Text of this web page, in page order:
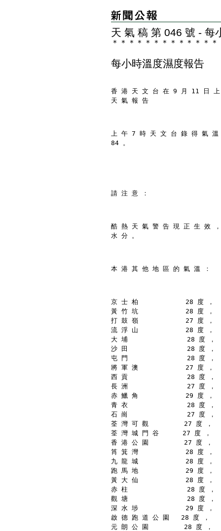
天 氣 稿 第 046 號 - 每
＊ ＊ ＊ ＊ ＊ ＊ ＊ ＊ ＊ ＊ ＊ ＊ ＊
每小時溫度濕度報告
香 港 天 文 台 在 9 月 11 日
天 氣 報 告
上 午 7 時 天 文 台 錄 得 氣
84 。
請 注 意 ：
酷 熱 天 氣 警 告 現 正 生 效
水 分 。
本 港 其 他 地 區 的 氣 溫 ：
京 士 柏            28 度 ，
黃 竹 坑            28 度 ，
打 鼓 嶺            27 度 ，
流 浮 山            28 度 ，
大 埔               28 度 ，
沙 田               28 度 ，
屯 門               28 度 ，
將 軍 澳            27 度 ，
西 貢               28 度 ，
長 洲               27 度 ，
赤 鱲 角            29 度 ，
青 衣               28 度 ，
石 崗               27 度 ，
荃 灣 可 觀         27 度 ，
荃 灣 城 門 谷      27 度 ，
香 港 公 園         27 度 ，
筲 箕 灣            28 度 ，
九 龍 城            28 度 ，
跑 馬 地            29 度 ，
黃 大 仙            28 度 ，
赤 柱               28 度 ，
觀 塘               28 度 ，
深 水 埗            29 度 ，
啟 德 跑 道 公 園   28 度 ，
元 朗 公 園         28 度 ，